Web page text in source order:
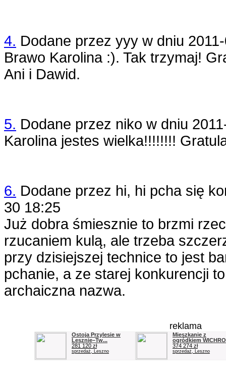
4. Dodane przez yyy w dniu
Brawo Karolina :). Tak trzymaj!
Ani i Dawid.
5. Dodane przez niko w dniu
Karolina jestes wielka!!!!!!!! Grat
6. Dodane przez hi, hi pcha się
30 18:25
Już dobra śmiesznie to brzmi
rzucaniem kulą, ale trzeba
przy dzisiejszej technice to jest
pchanie, a ze starej konkurencji
archaiczna nazwa.
reklama
Ostoja Przylesie w
Lesznie–Tw...
281 120 zł
sprzedaż, Leszno
Mieszkanie z
ogródkiem
374 274 zł
sprzedaż, Leszno